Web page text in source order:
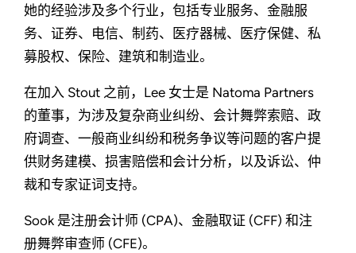
她的经验涉及多个行业，包括专业服务、金融服
务、证券、电信、制药、医疗器械、医疗保健、私
募股权、保险、建筑和制造业。
在加入 Stout 之前，Lee 女士是 Natoma Partners
的董事，为涉及复杂商业纠纷、会计舞弊索赔、政
府调查、一般商业纠纷和税务争议等问题的客户提
供财务建模、损害赔偿和会计分析，以及诉讼、仲
裁和专家证词支持。
Sook 是注册会计师 (CPA)、金融取证 (CFF) 和注
册舞弊审查师 (CFE)。